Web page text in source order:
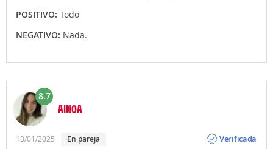
POSITIVO: Todo
NEGATIVO: Nada.
8.7
AINOA
13/01/2025 En pareja
Verificada